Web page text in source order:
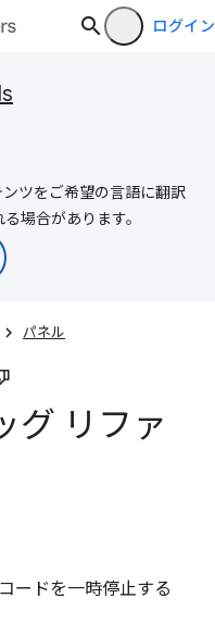
ログイン
ツをご希望の言語に翻訳
場合があります。
パネル
グ リファ
ードを一時停止する